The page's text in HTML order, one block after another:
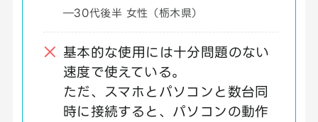
―30代後半 女性（栃木県）
基本的な使用には十分問題のない
速度で使えている。
ただ、スマホとパソコンと数台同
時に接続すると、パソコンの動作